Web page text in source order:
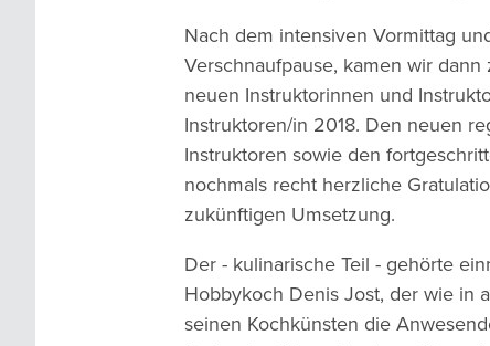
Nach dem intensiven Vormittag
Verschnaufpause, kamen wir
neuen Instruktorinnen und
Instruktoren/in 2018. Den neuen
Instruktoren sowie den
nochmals recht herzliche
zukünftigen Umsetzung.
Der - kulinarische Teil - gehörte
Hobbykoch Denis Jost, der wie in
seinen Kochkünsten die